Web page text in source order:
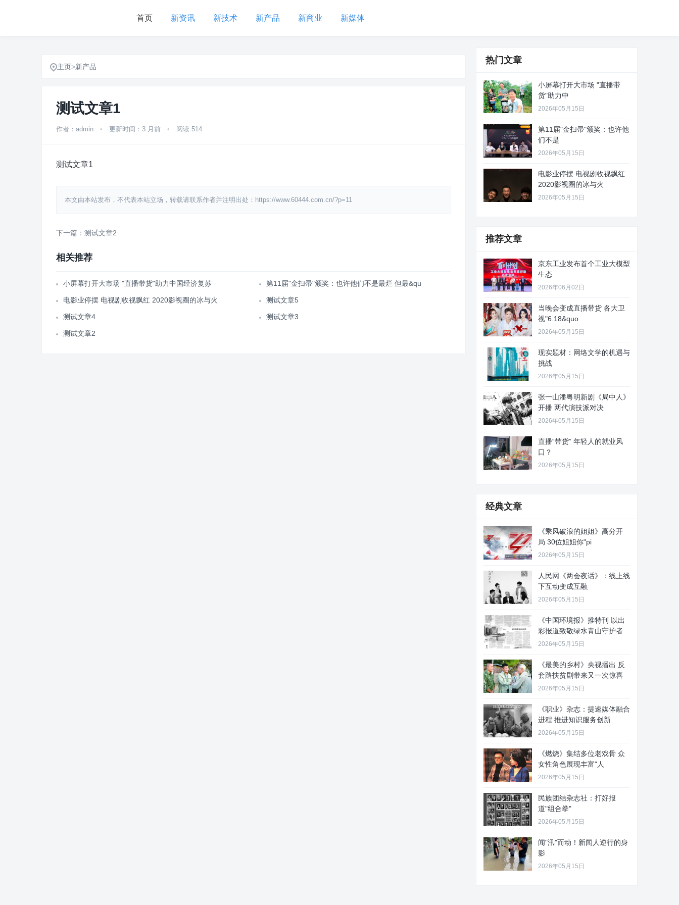
首页 新资讯 新技术 新产品 新商业 新媒体
主页>新产品
测试文章1
作者：admin • 更新时间：3 月前 • 阅读 514
测试文章1
本文由本站发布，不代表本站立场，转载请联系作者并注明出处：https://www.60444.com.cn/?p=11
下一篇：测试文章2
相关推荐
小屏幕打开大市场 "直播带货"助力中国经济复苏 第11届"金扫帚"颁奖：也许他们不是最烂 但最&qu
电影业停摆 电视剧收视飘红 2020影视圈的冰与火 测试文章5
测试文章4 测试文章3
测试文章2
热门文章
小屏幕打开大市场 "直播带
货"助力中
2026年05月15日
第11届"金扫帚"颁奖：也许他
们不是
2026年05月15日
电影业停摆 电视剧收视飘红
2020影视圈的冰与火
2026年05月15日
推荐文章
京东工业发布首个工业大模型
生态
2026年06月02日
当晚会变成直播带货 各大卫
视"6.18&quo
2026年05月15日
现实题材：网络文学的机遇与
挑战
2026年05月15日
张一山潘粤明新剧《局中人》
开播 两代演技派对决
2026年05月15日
直播“带货” 年轻人的就业风
口？
2026年05月15日
经典文章
《乘风破浪的姐姐》高分开
局 30位姐姐你"pi
2026年05月15日
人民网《两会夜话》：线上线
下互动变成互融
2026年05月15日
《中国环境报》推特刊 以出
彩报道致敬绿水青山守护者
2026年05月15日
《最美的乡村》央视播出 反
套路扶贫剧带来又一次惊喜
2026年05月15日
《职业》杂志：提速媒体融合
进程 推进知识服务创新
2026年05月15日
《燃烧》集结多位老戏骨 众
女性角色展现丰富"人
2026年05月15日
民族团结杂志社：打好报
道"组合拳"
2026年05月15日
闻"汛"而动！新闻人逆行的身
影
2026年05月15日